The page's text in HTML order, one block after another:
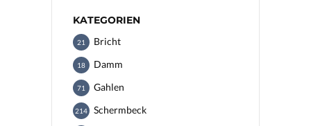
KATEGORIEN
Bricht
21
Damm
18
Gahlen
71
Schermbeck
214